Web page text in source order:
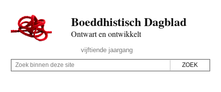
naar
de
inhoud
secondary
naar
de
sidebar
naar
de
Boeddhistisch Dagblad
Ontwart en ontwikkelt
Rechts
vijftiende jaargang
Z
Z